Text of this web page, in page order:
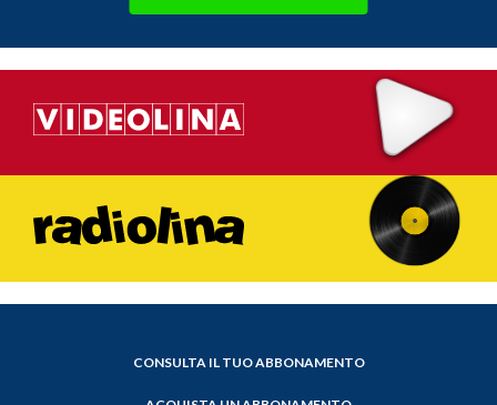
CONSULTA IL TUO ABBONAMENTO